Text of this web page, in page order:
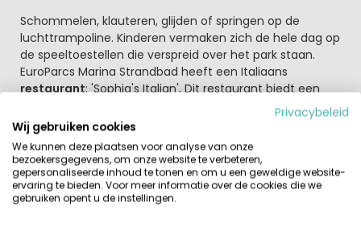
Schommelen, klauteren, glijden of springen op de
luchttrampoline. Kinderen vermaken zich de hele dag op
de speeltoestellen die verspreid over het park staan.
EuroParcs Marina Strandbad heeft een Italiaans
restaurant; 'Sophia's Italian', Dit restaurant biedt een
echte beleving, en uiteraard worden hier heerlijke
Italiaanse gerechten bereid. Liever een kroketje
vanavond? Bij Snackbar 'Crazy Fries' kan je deze zeker
halen!
Ontdek de omgeving en geniet volop
EuroParcs Marina Strandbad ligt vlak bij Nationaal Park de
Privacybeleid
Wij gebruiken cookies
We kunnen deze plaatsen voor analyse van onze
bezoekersgegevens, om onze website te verbeteren,
gepersonaliseerde inhoud te tonen en om u een geweldige website-
ervaring te bieden. Voor meer informatie over de cookies die we
gebruiken opent u de instellingen.